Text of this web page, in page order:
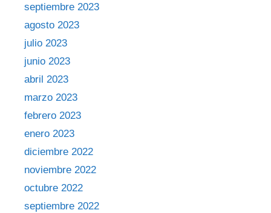
septiembre 2023
agosto 2023
julio 2023
junio 2023
abril 2023
marzo 2023
febrero 2023
enero 2023
diciembre 2022
noviembre 2022
octubre 2022
septiembre 2022